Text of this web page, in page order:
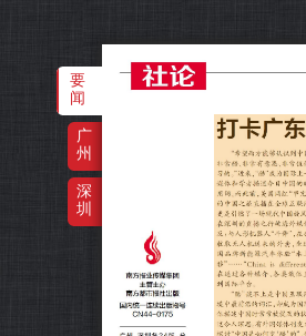
‌·
要
闻
广
州
深
圳